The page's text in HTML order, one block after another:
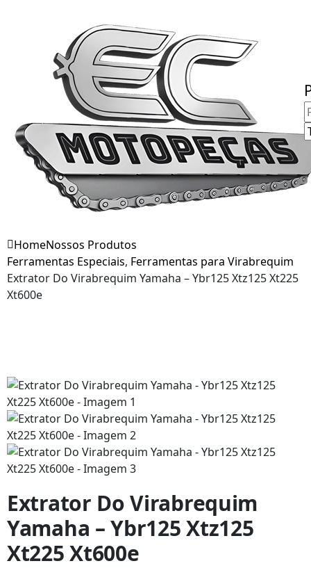
HomeNossos Produtos
Ferramentas Especiais, Ferramentas para Virabrequim
Extrator Do Virabrequim Yamaha – Ybr125 Xtz125 Xt225
Xt600e
Extrator Do Virabrequim
Yamaha – Ybr125 Xtz125
Xt225 Xt600e